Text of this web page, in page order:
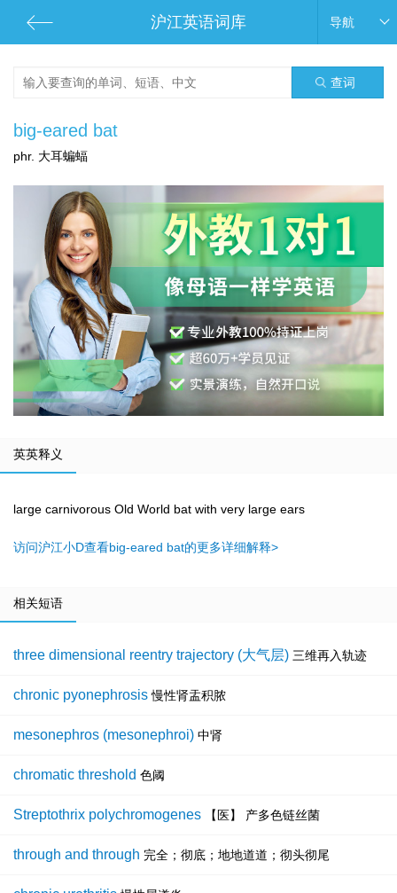
沪江英语词库 导航
查词
big-eared bat
phr. 大耳蝙蝠
英英释义
large carnivorous Old World bat with very large ears
访问沪江小D查看big-eared bat的更多详细解释>
相关短语
three dimensional reentry trajectory (大气层) 三维再入轨迹
chronic pyonephrosis 慢性肾盂积脓
mesonephros (mesonephroi) 中肾
chromatic threshold 色阈
Streptothrix polychromogenes 【医】 产多色链丝菌
through and through 完全；彻底；地地道道；彻头彻尾